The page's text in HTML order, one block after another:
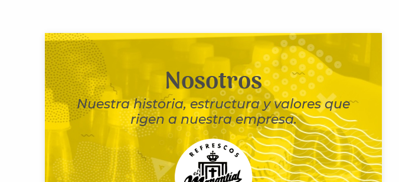
Nosotros
Nuestra historia, estructura y valores que
rigen a nuestra empresa.